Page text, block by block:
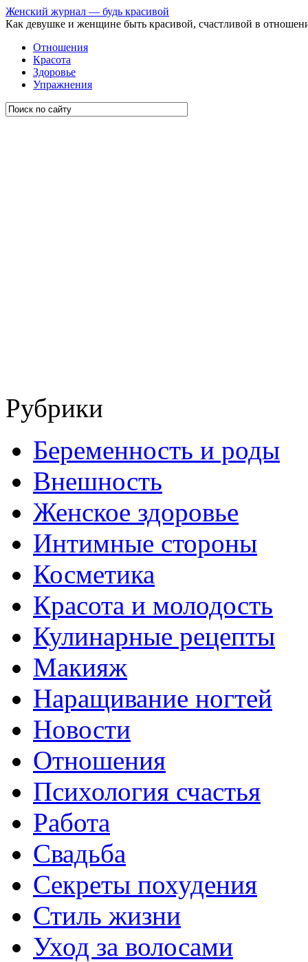
Женский журнал — будь красивой
Как девушке и женщине быть красивой, счастливой в
Отношения
Красота
Здоровье
Упражнения
Рубрики
Беременность и роды
Внешность
Женское здоровье
Интимные стороны
Косметика
Красота и молодость
Кулинарные рецепты
Макияж
Наращивание ногтей
Новости
Отношения
Психология счастья
Работа
Свадьба
Секреты похудения
Стиль жизни
Уход за волосами